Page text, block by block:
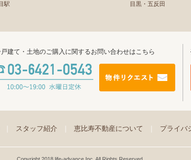
駅
目黒・五反田
建て・土地のご購入に関するお問い合わせはこちら
スタッフ紹介 恵比寿不動産について プライバ